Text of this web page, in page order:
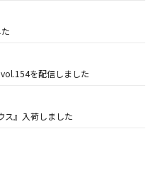
を配信しました
ス』入荷しました